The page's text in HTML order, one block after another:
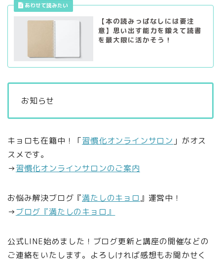
【本の読みっぱなしには要注
意】思い出す能力を鍛えて読書
を最大限に活かそう！
お知らせ
キョロも在籍中！「習慣化オンラインサロン 」がオス
スメです。
→習慣化オンラインサロンのご案内
お悩み解決ブログ『満たしのキョロ』運営中！
→ブログ『満たしのキョロ』
公式LINE始めました！ブログ更新と講座の開催などの
ご連絡をいたします。よろしければ感想もお聞かせく